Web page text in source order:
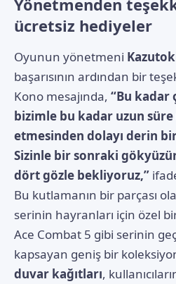
Yönetmenden
ücretsiz hediyeler
Oyunun yönetmeni
başarısının ardından bir
Kono mesajında, “Bu kadar
bizimle bu kadar uzun
etmesinden dolayı derin
Sizinle bir sonraki
dört gözle bekliyoruz,”
Bu kutlamanın bir parçası
serinin hayranları için özel
Ace Combat 5 gibi serinin
kapsayan geniş bir
duvar kağıtları,